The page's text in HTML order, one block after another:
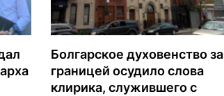
Болгарское духовенство за
границей осудило слова
клирика, служившего с